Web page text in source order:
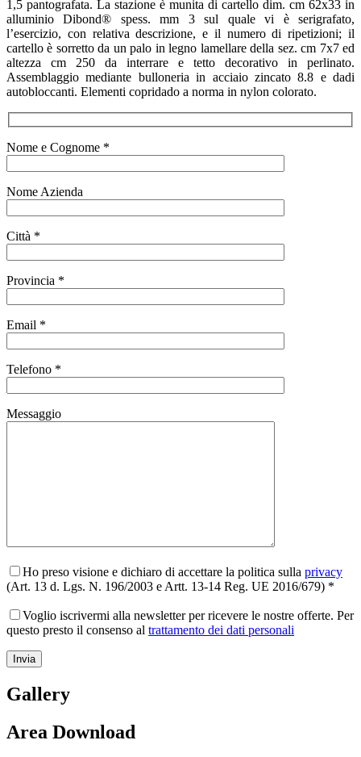
1,5 pantografata. La stazione è munita di cartello dim. cm 62x33 in
alluminio Dibond® spess. mm 3 sul quale vi è serigrafato,
l’esercizio, con relativa descrizione, e il numero di ripetizioni; il
cartello è sorretto da un palo in legno lamellare della sez. cm 7x7 ed
altezza cm 250 da interrare e tetto decorativo in perlinato.
Assemblaggio mediante bulloneria in acciaio zincato 8.8 e dadi
autobloccanti. Elementi copridado a norma in nylon colorato.
Nome e Cognome *
Nome Azienda
Città *
Provincia *
Email *
Telefono *
Messaggio
Ho preso visione e dichiaro di accettare la politica sulla privacy
(Art. 13 d. Lgs. N. 196/2003 e Artt. 13-14 Reg. UE 2016/679) *
Voglio iscrivermi alla newsletter per ricevere le nostre offerte. Per
questo presto il consenso al trattamento dei dati personali
Gallery
Area Download